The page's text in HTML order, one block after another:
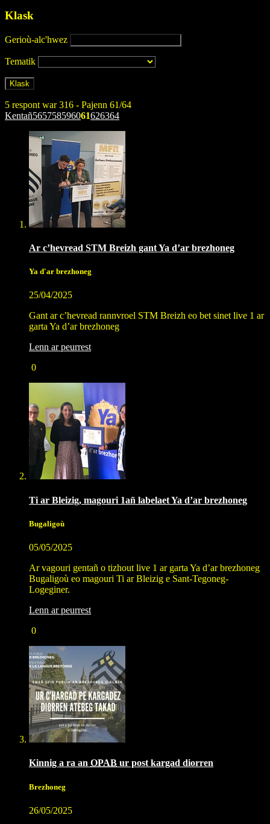
Klask
Gerioù-alc'hwez
Tematik
5 respont war 316 - Pajenn 61/64
Kentañ565758596061626364
Ar c’hevread STM Breizh gant Ya d’ar brezhoneg
Ya d'ar brezhoneg
25/04/2025
Gant ar c’hevread rannvroel STM Breizh eo bet sinet live 1 ar
garta Ya d’ar brezhoneg
Lenn ar peurrest
0
Ti ar Bleizig, magouri 1añ labelaet Ya d’ar brezhoneg
Bugaligoù
05/05/2025
Ar vagouri gentañ o tizhout live 1 ar garta Ya d’ar brezhoneg
Bugaligoù eo magouri Ti ar Bleizig e Sant-Tegoneg-
Logeginer.
Lenn ar peurrest
0
Kinnig a ra an OPAB ur post kargad diorren
Brezhoneg
26/05/2025